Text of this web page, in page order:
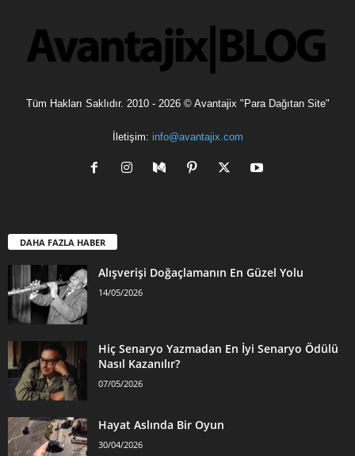
Tüm Hakları Saklıdır. 2010 - 2026 © Avantajix "Para Dağıtan Site"
İletişim: info@avantajix.com
DAHA FAZLA HABER
Alışverişi Doğaçlamanın En Güzel Yolu
14/05/2026
Hiç Senaryo Yazmadan En İyi Senaryo Ödülü
Nasıl Kazanılır?
07/05/2026
Hayat Aslında Bir Oyun
30/04/2026